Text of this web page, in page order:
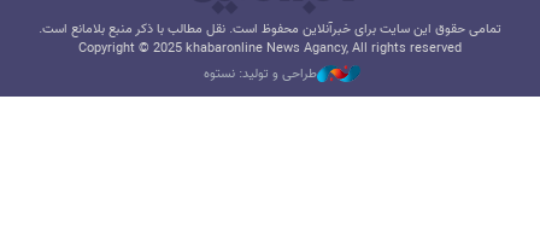
تمامی حقوق این سایت برای خبرآنلاین محفوظ است. نقل مطالب با ذکر منبع بلامانع است.
Copyright © 2025 khabaronline News Agancy, All rights reserved
طراحی و تولید: نستوه